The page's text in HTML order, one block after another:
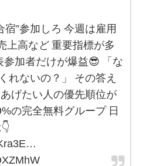
宿”参加しろ 今週は雇用
上高など 重要指標が多
参加者だけが爆益😎 「な
れないの？」 その答え
あげたい人の優先順位が
の完全無料グループ 日